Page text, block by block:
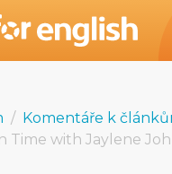
Komentáře k
Time with Jaylene